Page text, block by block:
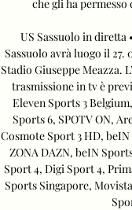
che gli ha
US Sassuolo in
Sassuolo avrà luogo il 27.
Stadio Giuseppe Meazza.
trasmissione in tv è
Eleven Sports 3
Sports 6, SPOTV ON,
Cosmote Sport 3 HD,
ZONA DAZN, beIN
Sport 4, Digi Sport 4,
Sports Singapore,